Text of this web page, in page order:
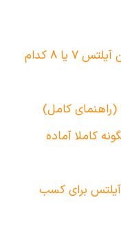
بهترین کتاب های مکمل برای گرفتن آیلتس ۷ یا ۸ کدام
کامل)
کاملا آماده
آیلتس برای کسب